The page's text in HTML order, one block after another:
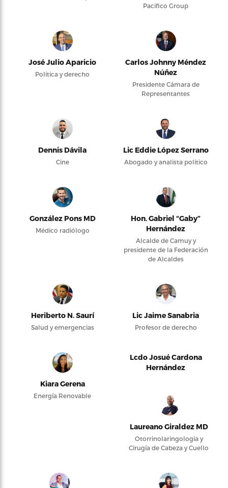
Pacifico Group
José Julio Aparicio
Política y derecho
Carlos Johnny Méndez
Núñez
Presidente Cámara de
Representantes
Dennis Dávila
Cine
Lic Eddie López Serrano
Abogado y analista político
González Pons MD
Médico radiólogo
Hon. Gabriel “Gaby”
Hernández
Alcalde de Camuy y
presidente de la Federación
de Alcaldes
Heriberto N. Saurí
Salud y emergencias
Lic Jaime Sanabria
Profesor de derecho
Kiara Gerena
Energía Renovable
Lcdo Josué Cardona
Hernández
Laureano Giraldez MD
Otorrinolaringología y
Cirugía de Cabeza y Cuello